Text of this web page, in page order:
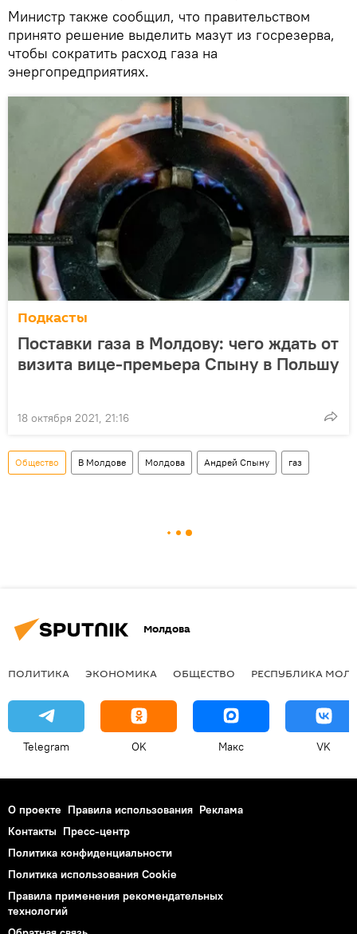
Министр также сообщил, что правительством
принято решение выделить мазут из госрезерва,
чтобы сократить расход газа на
энергопредприятиях.
Подкасты
Поставки газа в Молдову: чего ждать от
визита вице-премьера Спыну в Польшу
18 октября 2021, 21:16
Общество В Молдове Молдова Андрей Спыну газ
Молдова
ПОЛИТИКА ЭКОНОМИКА ОБЩЕСТВО РЕСПУБЛИКА
Telegram OK Макс VK
О проекте Правила использования Реклама
Контакты Пресс-центр
Политика конфиденциальности
Политика использования Cookie
Правила применения рекомендательных
технологий